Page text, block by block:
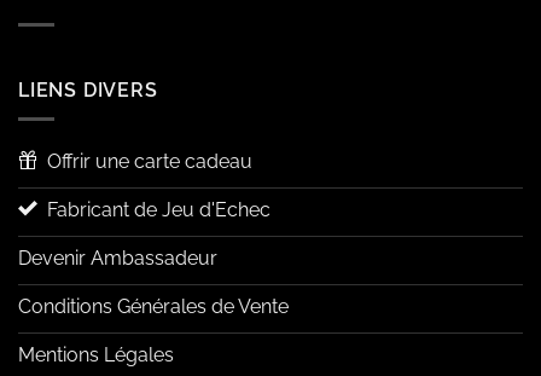
LIENS DIVERS
Offrir une carte cadeau
Fabricant de Jeu d'Echec
Devenir Ambassadeur
Conditions Générales de Vente
Mentions Légales